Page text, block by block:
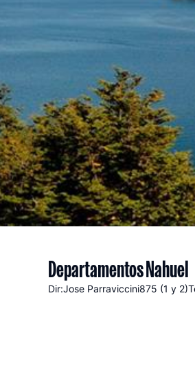
Departamentos Nahuel
Dir:Jose Parraviccini875 (1 y 2)